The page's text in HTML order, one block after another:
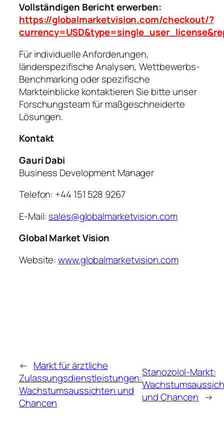
Vollständigen Bericht erwerben:
https://globalmarketvision.com/checkout/?
Für individuelle Anforderungen,
länderspezifische Analysen, Wettbewerbs-
Benchmarking oder spezifische
Markteinblicke kontaktieren Sie bitte unser
Forschungsteam für maßgeschneiderte
Lösungen.
Kontakt
Gauri Dabi
Business Development Manager
Telefon: +44 151 528 9267
E-Mail: sales@globalmarketvision.com
Global Market Vision
Website:www.globalmarketvision.com
← Markt für ärztliche
Zulassungsdienstleistungen:
Wachstumsaussichten und
Chancen
Stanozolol-Markt:
und Chancen →